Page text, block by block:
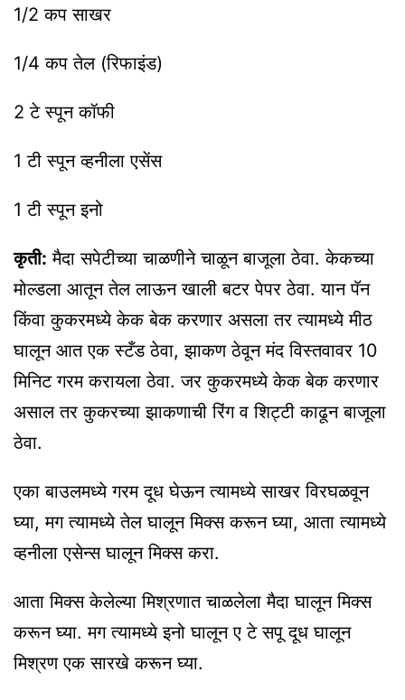
1/2 कप साखर
1/4 कप तेल (रिफाइंड)
2टे स्पूनकॉफी
1 टीस्पून व्हनीला एसेंस
1 टीस्पून इनो
कृती: मैदासपेटीच्या चाळणीने चाळून बाजूला ठेवा.केकच्या
मोल्डला आतून तेललाऊनखालीबटर पेपर ठेवा. यान पॅन
किंवाकुकरमध्ये केकबेक करणार असला तर त्यामध्ये मीठ
घालून आत एकस्टँडठेवा,झाकणठेवून मंद विस्तवावर 10
मिनिट गरम करायला ठेवा. जरकुकरमध्ये केकबेक करणार
असाल तरकुकरच्या झाकणाची रिंग वशिट्टी काढून बाजूला
ठेवा.
एकाबाउलमध्येगरम दूध घेऊन त्यामध्ये साखरविरघळवून
घ्या, मग त्यामध्ये तेल घालूनमिक्सकरूनघ्या, आता त्यामध्ये
व्हनीला एसेन्सघालूनमिक्सकरा.
आतामिक्सकेलेल्या मिश्रणातचाळलेला मैदा घालूनमिक्स
करूनघ्या. मग त्यामध्येइनो घालून एटे सपू दूध घालून
मिश्रण एक सारखे करूनघ्या.